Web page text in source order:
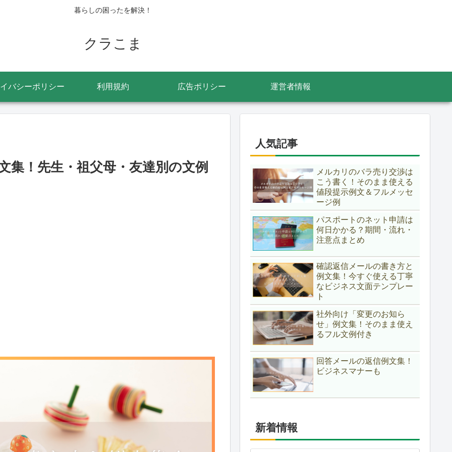
暮らしの困ったを解決！
クラこま
バシーポリシー 利用規約 広告ポリシー 運営者情報
集！先生・祖父母・友達別の文例
人気記事
メルカリのバラ売り交渉は
こう書く！そのまま使える
値段提示例文＆フルメッセ
ージ例
パスポートのネット申請は
何日かかる？期間・流れ・
注意点まとめ
確認返信メールの書き方と
例文集！今すぐ使える丁寧
なビジネス文面テンプレー
ト
社外向け「変更のお知ら
せ」例文集！そのまま使え
るフル文例付き
回答メールの返信例文集！
ビジネスマナーも
新着情報